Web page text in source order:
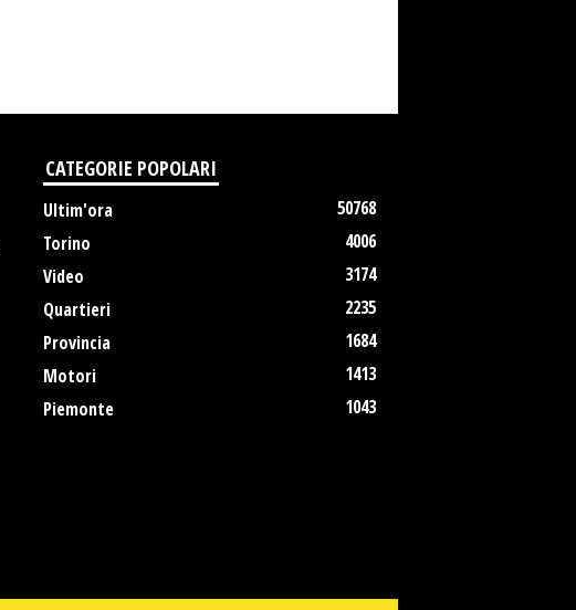
CATEGORIE POPOLARI
Ultim'ora
50768
Torino
4006
Video
3174
Quartieri
2235
Provincia
1684
Motori
1413
Piemonte
1043